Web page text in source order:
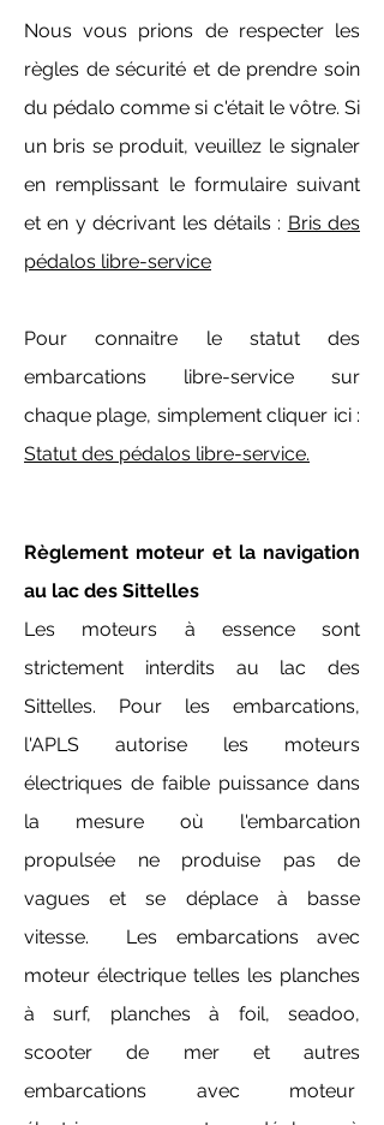
Nous vous prions de respecter les
règles de sécurité et de prendre soin
du pédalo comme si c'était le vôtre. Si
un bris se produit, veuillez le signaler
en remplissant le formulaire suivant
et en y décrivant les détails : Bris des
pédalos libre-service
Pour connaitre le statut des
embarcations libre-service sur
chaque plage, simplement cliquer ici :
Statut des pédalos libre-service.
Règlement moteur et la navigation
au lac des Sittelles
Les moteurs à essence sont
strictement interdits au lac des
Sittelles. Pour les embarcations,
l'APLS autorise les moteurs
électriques de faible puissance dans
la mesure où l'embarcation
propulsée ne produise pas de
vagues et se déplace à basse
vitesse. Les embarcations avec
moteur électrique telles les planches
à surf, planches à foil, seadoo,
scooter de mer et autres
embarcations avec moteur